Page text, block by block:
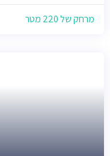
מרחק של 220 מטר